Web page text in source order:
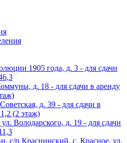
1905 года, д. 3 - для сдачи
д. 18 - для сдачи в аренду
д. 39 - для сдачи в
(2 этаж)
Володарского, д. 19 - для сдачи
с/п Краснинский, с. Красное, ул.